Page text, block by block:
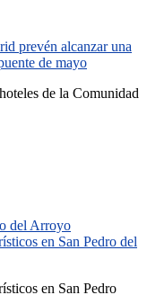
prevén alcanzar una
de mayo
de la Comunidad
en San Pedro del
en San Pedro